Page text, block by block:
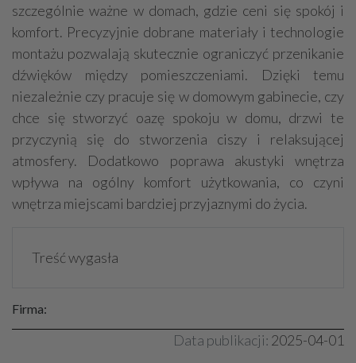
szczególnie ważne w domach, gdzie ceni się spokój i
komfort. Precyzyjnie dobrane materiały i technologie
montażu pozwalają skutecznie ograniczyć przenikanie
dźwięków między pomieszczeniami. Dzięki temu
niezależnie czy pracuje się w domowym gabinecie, czy
chce się stworzyć oazę spokoju w domu, drzwi te
przyczynią się do stworzenia ciszy i relaksującej
atmosfery. Dodatkowo poprawa akustyki wnętrza
wpływa na ogólny komfort użytkowania, co czyni
wnętrza miejscami bardziej przyjaznymi do życia.
Treść wygasła
Firma:
Data publikacji: 2025-04-01